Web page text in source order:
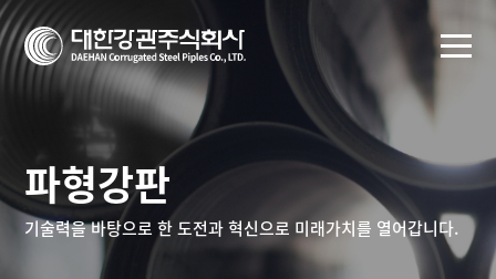
파형강판
기술력을 바탕으로 한 도전과 혁신으로 미래가치를 열어갑니다.